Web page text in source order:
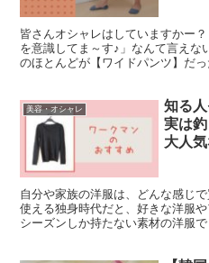
皆さんオシャレはしていますかー
を意識してま～す♪」なんて言えな
のほとんどが【ワイドパンツ】だ
美容・オシャレ
知る人
実は
大人気
自分や家族の洋服は、どんな感じ
使える独身時代だと、好きな洋服
シーズンしか持たない素材の洋服